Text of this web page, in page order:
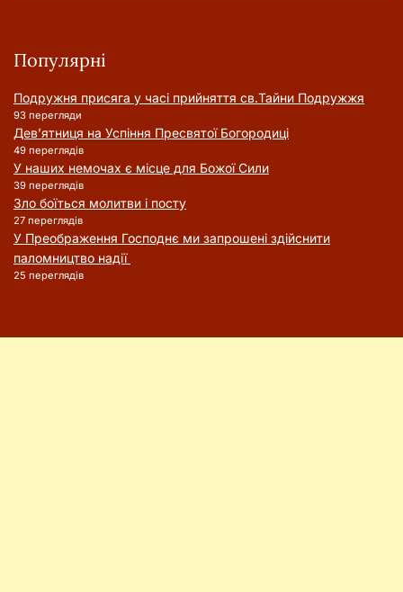
Популярні
Подружня присягa у часі прийняття cв.Тайни Подружжя
93 перегляди
Дев’ятниця на Успіння Пресвятої Богородиці
49 переглядів
У наших немочах є місце для Божої Сили
39 переглядів
Зло боїться молитви і посту
27 переглядів
У Преображення Господнє ми запрошені здійснити
паломництво надії
25 переглядів